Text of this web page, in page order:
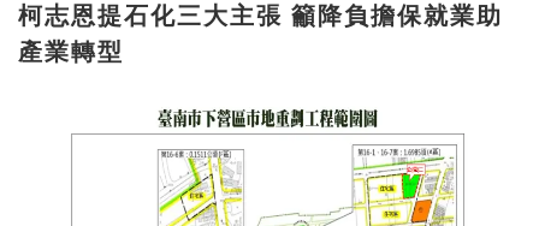
柯志恩提石化三大主張 籲降負擔保就業助
產業轉型